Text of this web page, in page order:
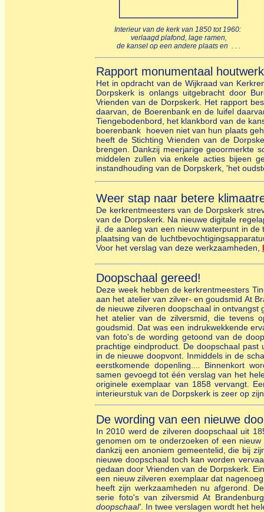
Interieur van de kerk van 1850 tot 1960:
verlaagd plafond, lage ramen,
de kansel op een andere plaats en . . .
Rapport monumentaal
Het in opdracht van de Wijkraad van
Dorpskerk is onlangs uitgebracht door
Vrienden van de Dorpskerk. Het rapport
daarvan, de Boerenbank en de luifel
Tiengebodenbord, het klankbord van de
boerenbank hoeven niet van hun plaats
heeft de Stichting Vrienden van de
brengen. Dankzij meerjarige geoormerkte
middelen zullen via enkele acties bijeen
instandhouding van de Dorpskerk, 'het
Weer stap naar betere
De kerkrentmeesters van de Dorpskerk
van de Dorpskerk. Na nieuwe digitale
jl. de aanleg van een nieuw waterpunt in
plaatsing van de
Voor het verslag van deze werkzaamheden,
Doopschaal gereed!
Deze week hebben de kerkrentmeesters
aan het atelier van zilver- en goudsmid At
de nieuwe zilveren doopschaal in
het atelier van de zilversmid, die tevens
goudsmid. Dat was een indrukwekkende
van foto's de wording getoond van de
prachtige eindproduct. De doopschaal
in de nieuwe doopvont. Inmiddels in de
eerstkomende dopenling.... Binnenkort
samen gevoegd tot één verslag van het
originele exemplaar van 1858 vervangt.
interieurstuk van de Dorpskerk is zeer op
De wording van een nieuwe
In 2010 werd de zilveren doopschaal uit
genomen om te onderzoeken of een
dankzij een anoniem gemeentelid, die bij
nieuwe doopschaal toch kan worden
gedaan door Vrienden van de Dorpskerk.
een nieuw zilveren exemplaar dat
heeft zijn werkzaamheden nu afgerond.
serie foto's van zilversmid At
doopschaal' . In twee verslagen wordt het